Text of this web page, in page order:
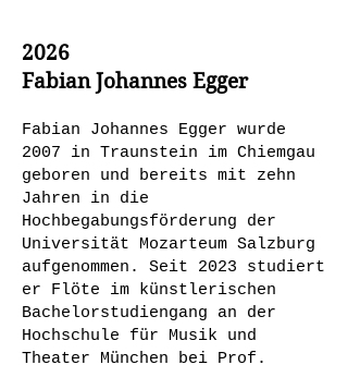
2026
Fabian Johannes Egger
Fabian Johannes Egger wurde
2007 in Traunstein im Chiemgau
geboren und bereits mit zehn
Jahren in die
Hochbegabungsförderung der
Universität Mozarteum Salzburg
aufgenommen. Seit 2023 studiert
er Flöte im künstlerischen
Bachelorstudiengang an der
Hochschule für Musik und
Theater München bei Prof.